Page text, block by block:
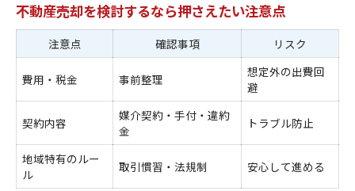
不動産売却を検討するなら押さえたい注意点
注意点 確認事項 リスク
費用・税金 事前整理
想定外の出費回
避
契約内容
媒介契約・手付・違約
金
トラブル防止
地域特有のルー
ル
取引慣習・法規制 安心して進める